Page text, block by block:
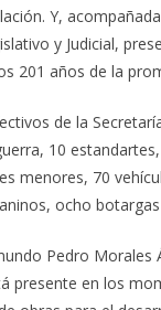
Y,
y Judicial,
201 años de la
de la
10
menores, 70
ocho
Pedro
presente en los